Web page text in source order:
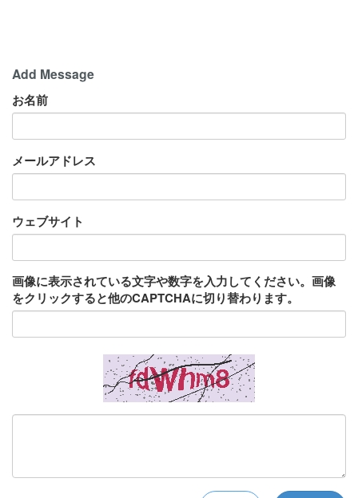
Add Message
お名前
メールアドレス
ウェブサイト
画像に表示されている文字や数字を入力してください。画像
をクリックすると他のCAPTCHAに切り替わります。